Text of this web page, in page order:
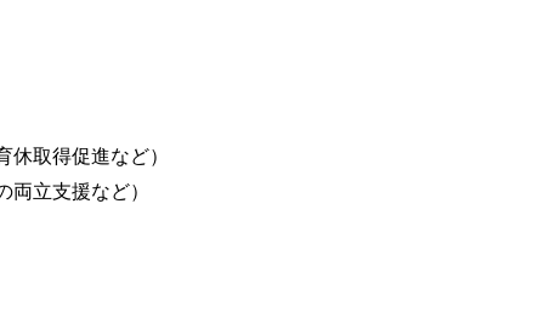
取得促進など）
立支援など）